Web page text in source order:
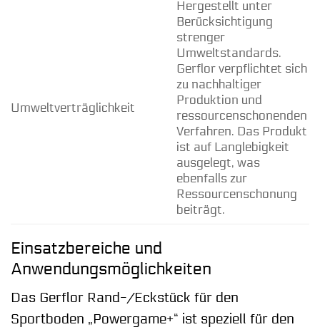
Umweltverträglichkeit
Hergestellt unter
Berücksichtigung
strenger
Umweltstandards.
Gerflor verpflichtet sich
zu nachhaltiger
Produktion und
ressourcenschonenden
Verfahren. Das Produkt
ist auf Langlebigkeit
ausgelegt, was
ebenfalls zur
Ressourcenschonung
beiträgt.
Einsatzbereiche und
Anwendungsmöglichkeiten
Das Gerflor Rand-/Eckstück für den
Sportboden „Powergame+“ ist speziell für den